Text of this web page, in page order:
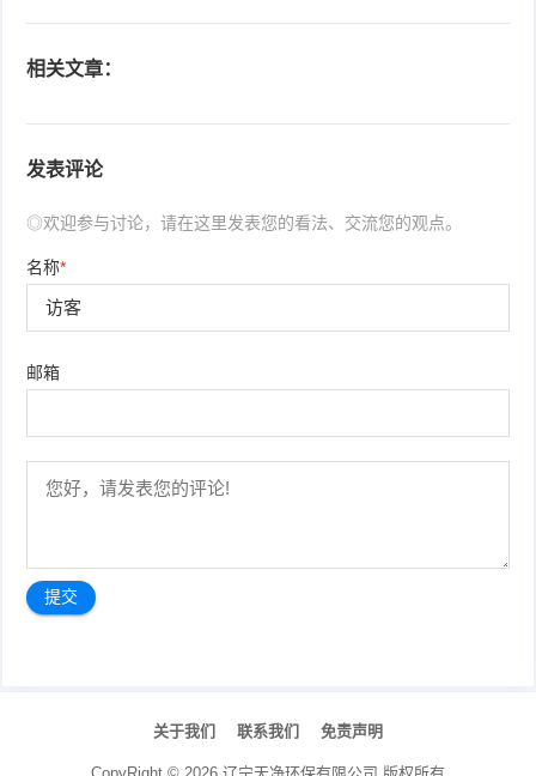
相关文章：
发表评论
◎欢迎参与讨论，请在这里发表您的看法、交流您的观点。
名称*
邮箱
关于我们 联系我们 免责声明